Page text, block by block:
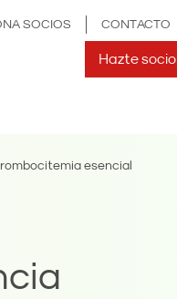
SOCIOS CONTACTO
Hazte socio
esencial